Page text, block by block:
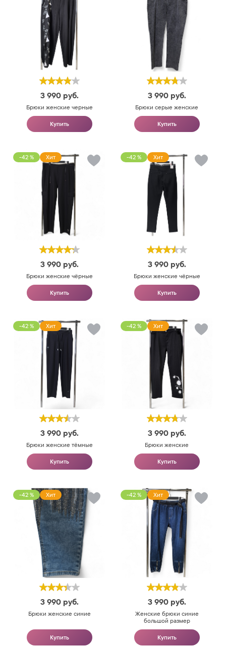
3 990 руб.
Брюки женские черные
Купить
3 990 руб.
Брюки серые женские
Купить
-42 % Хит
3 990 руб.
Брюки женские чёрные
Купить
-42 % Хит
3 990 руб.
Брюки женские чёрные
Купить
-42 % Хит
3 990 руб.
Брюки женские тёмные
Купить
-42 % Хит
3 990 руб.
Брюки женские
Купить
-42 % Хит
3 990 руб.
Брюки женские синие
Купить
-42 % Хит
3 990 руб.
Женские брюки синие
большой размер
Купить